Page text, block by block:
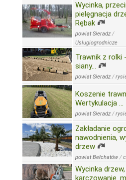
Wycinka,
pielęgnacja
Rębak
powiat Sieradz /
Uslugiogrodnicze
Trawnik z rolki -
siany…
powiat Sieradz /
Koszenie
Wertykulacja ...
powiat Sieradz /
Zakładanie
nawodnienia,
drzew
powiat Bełchatów /
Wycinka drzew,
karczowanie